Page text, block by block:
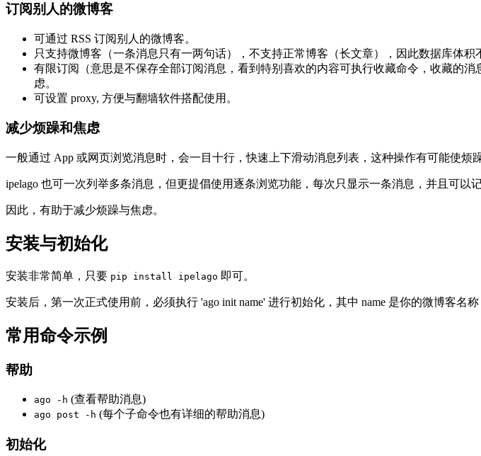
订阅别人的微博客
可通过 RSS 订阅别人的微博客。
只支持微博客（一条消息只有一两句话），不支持正常博客（长文章），因此数据库体积
有限订阅（意思是不保存全部订阅消息，看到特别喜欢的内容可执行收藏命令，收藏的
虑。
可设置 proxy, 方便与翻墙软件搭配使用。
减少烦躁和焦虑
一般通过 App 或网页浏览消息时，会一目十行，快速上下滑动消息列表，这种操作有可能使烦
ipelago 也可一次列举多条消息，但更提倡使用逐条浏览功能，每次只显示一条消息，并且可以
因此，有助于减少烦躁与焦虑。
安装与初始化
安装非常简单，只要 pip install ipelago 即可。
安装后，第一次正式使用前，必须执行 'ago init name' 进行初始化，其中 name 是你的微博客名
常用命令示例
帮助
ago -h (查看帮助消息)
ago post -h (每个子命令也有详细的帮助消息)
初始化